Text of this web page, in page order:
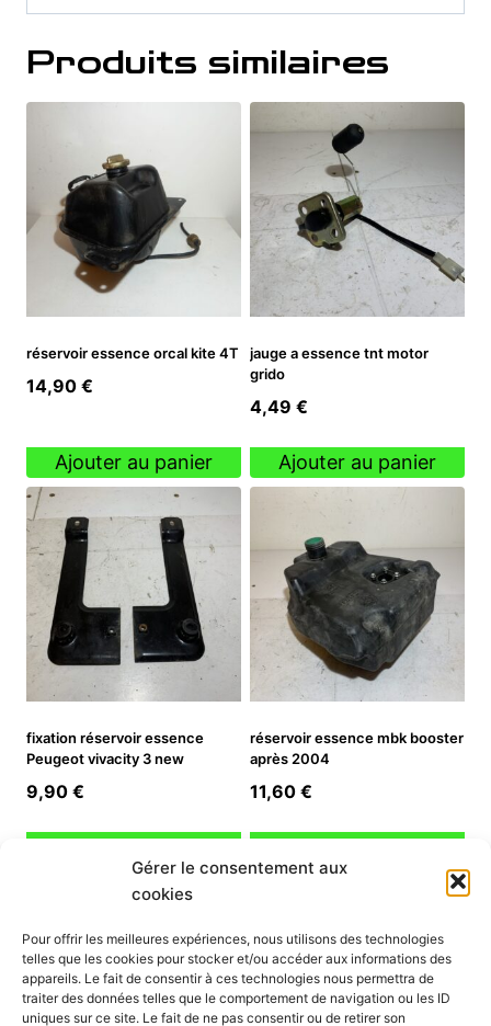
Gérer le consentement aux
cookies
Pour offrir les meilleures expériences, nous utilisons des technologies
telles que les cookies pour stocker et/ou accéder aux informations des
appareils. Le fait de consentir à ces technologies nous permettra de
traiter des données telles que le comportement de navigation ou les ID
uniques sur ce site. Le fait de ne pas consentir ou de retirer son
Produits similaires
réservoir essence orcal kite 4T
14,90 €
Ajouter au panier
jauge a essence tnt motor
grido
4,49 €
Ajouter au panier
fixation réservoir essence
Peugeot vivacity 3 new
9,90 €
réservoir essence mbk booster
après 2004
11,60 €
INFORMATION
Mon compte
Nous contacter